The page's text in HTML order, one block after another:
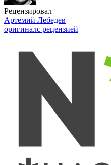
Рецензировал
Артемий Лебедев
оригиналс рецензией